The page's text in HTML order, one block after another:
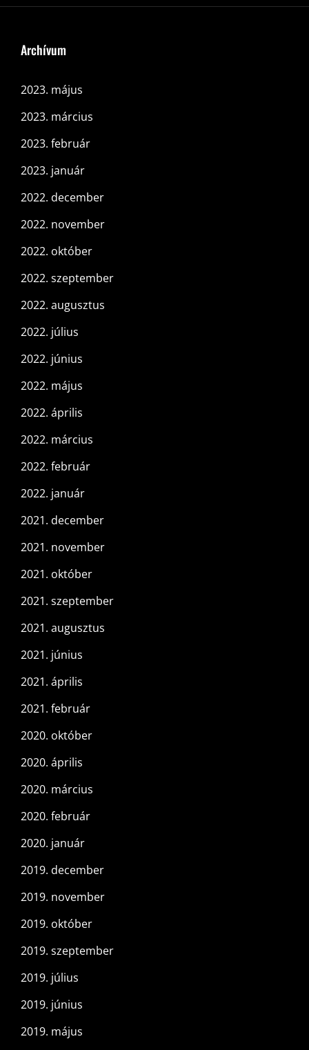
Archívum
2023. május
2023. március
2023. február
2023. január
2022. december
2022. november
2022. október
2022. szeptember
2022. augusztus
2022. július
2022. június
2022. május
2022. április
2022. március
2022. február
2022. január
2021. december
2021. november
2021. október
2021. szeptember
2021. augusztus
2021. június
2021. április
2021. február
2020. október
2020. április
2020. március
2020. február
2020. január
2019. december
2019. november
2019. október
2019. szeptember
2019. július
2019. június
2019. május